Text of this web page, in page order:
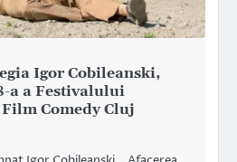
Igor Cobileanski,
a a Festivalului
Comedy Cluj